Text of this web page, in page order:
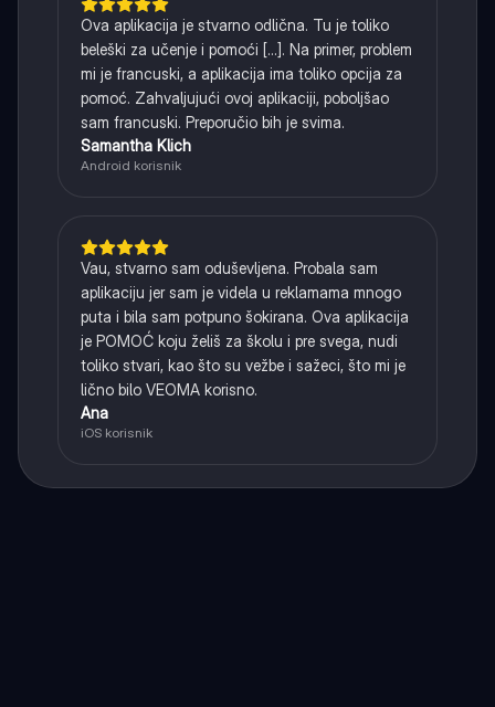
Ova aplikacija je stvarno odlična. Tu je toliko
beleški za učenje i pomoći [...]. Na primer, problem
mi je francuski, a aplikacija ima toliko opcija za
pomoć. Zahvaljujući ovoj aplikaciji, poboljšao
sam francuski. Preporučio bih je svima.
Samantha Klich
Android korisnik
Vau, stvarno sam oduševljena. Probala sam
aplikaciju jer sam je videla u reklamama mnogo
puta i bila sam potpuno šokirana. Ova aplikacija
je POMOĆ koju želiš za školu i pre svega, nudi
toliko stvari, kao što su vežbe i sažeci, što mi je
lično bilo VEOMA korisno.
Ana
iOS korisnik